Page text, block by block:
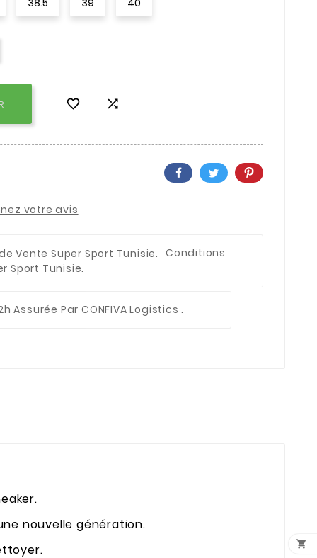
38.5 39 40
 
votre avis
Conditions
Sport Tunisie.
Assurée Par CONFIVA Logistics .
nouvelle génération.
